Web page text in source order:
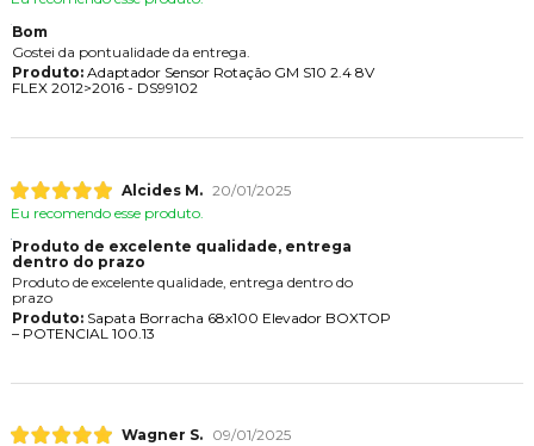
Bom
Gostei da pontualidade da entrega.
Produto:Adaptador Sensor Rotação GM S10 2.4 8V
FLEX 2012>2016 - DS99102
Alcides M. 20/01/2025
Eu recomendo esse produto.
Produto de excelente qualidade, entrega
dentro do prazo
Produto de excelente qualidade, entrega dentro do
prazo
Produto:Sapata Borracha 68x100 Elevador BOXTOP
– POTENCIAL 100.13
Wagner S.
09/01/2025